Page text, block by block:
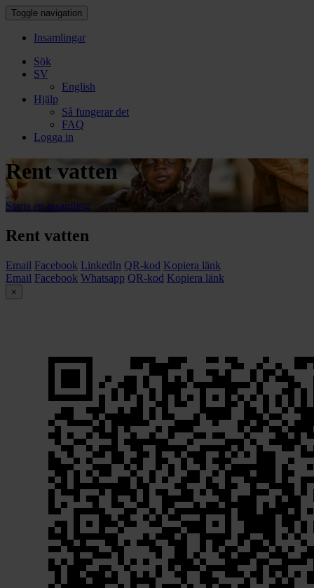
Toggle navigation
Insamlingar
Sök
SV
English
Hjälp
Så fungerar det
FAQ
Logga in
Rent vatten
Starta en insamling
Rent vatten
Email Facebook LinkedIn QR-kod Kopiera länk
Email Facebook Whatsapp QR-kod Kopiera länk
×